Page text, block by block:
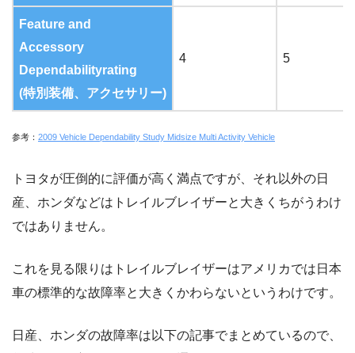
Feature and
Accessory
Dependabilityrating
(特別装備、アクセサリー)
4 5
参考： 2009 Vehicle Dependability Study Midsize Multi Activity Vehicle
トヨタが圧倒的に評価が高く満点ですが、それ以外の日
産、ホンダなどはトレイルブレイザーと大きくちがうわけ
ではありません。
これを見る限りはトレイルブレイザーはアメリカでは日本
車の標準的な故障率と大きくかわらないというわけです。
日産、ホンダの故障率は以下の記事でまとめているので、